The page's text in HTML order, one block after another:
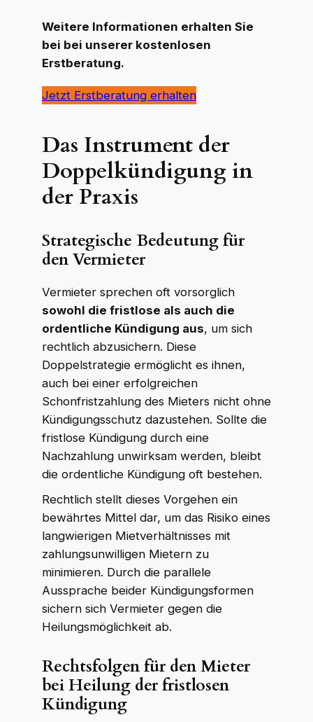
K R WKR Rechtsanwälte
Online · echte Anwälte, kein Callcenter
Weitere Informationen erhalten Sie
bei bei unserer kostenlosen
Erstberatung.
Jetzt Erstberatung erhalten
Das Instrument der
Doppelkündigung in
der Praxis
Strategische Bedeutung für
den Vermieter
Vermieter sprechen oft vorsorglich
sowohl die fristlose als auch die
ordentliche Kündigung aus, um sich
rechtlich abzusichern. Diese
Doppelstrategie ermöglicht es ihnen,
auch bei einer erfolgreichen
Schonfristzahlung des Mieters nicht ohne
Kündigungsschutz dazustehen. Sollte die
fristlose Kündigung durch eine
Nachzahlung unwirksam werden, bleibt
die ordentliche Kündigung oft bestehen.
Rechtlich stellt dieses Vorgehen ein
bewährtes Mittel dar, um das Risiko eines
langwierigen Mietverhältnisses mit
zahlungsunwilligen Mietern zu
minimieren. Durch die parallele
Aussprache beider Kündigungsformen
sichern sich Vermieter gegen die
Heilungsmöglichkeit ab.
Rechtsfolgen für den Mieter
bei Heilung der fristlosen
Kündigung